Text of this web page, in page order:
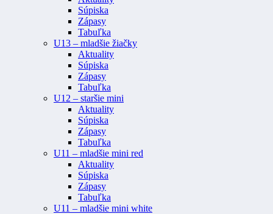
Súpiska
Zápasy
Tabuľka
U13 – mladšie žiačky
Aktuality
Súpiska
Zápasy
Tabuľka
U12 – staršie mini
Aktuality
Súpiska
Zápasy
Tabuľka
U11 – mladšie mini red
Aktuality
Súpiska
Zápasy
Tabuľka
U11 – mladšie mini white